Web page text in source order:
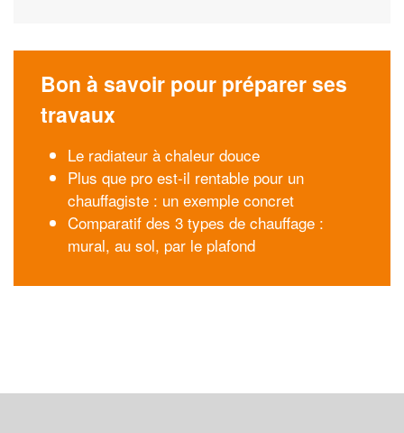
Bon à savoir pour préparer ses
travaux
Le radiateur à chaleur douce
Plus que pro est-il rentable pour un
chauffagiste : un exemple concret
Comparatif des 3 types de chauffage :
mural, au sol, par le plafond